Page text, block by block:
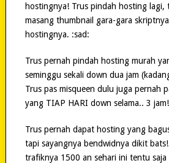
hostingnya! Trus pindah hosting lagi,
masang thumbnail gara-gara
hostingnya. :sad:
Trus pernah pindah hosting murah
seminggu sekali down dua jam
Trus pas misqueen dulu juga pernah
yang TIAP HARI down selama.. 3
Trus pernah dapat hosting yang
tapi sayangnya bendwidnya dikit
trafiknya 1500 an sehari ini tentu saja